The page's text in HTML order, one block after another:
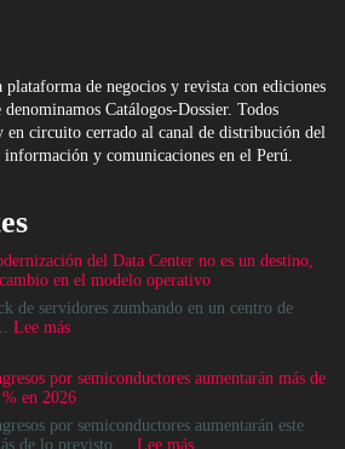
plataforma de negocios y revista con ediciones
denominamos Catálogos-Dossier. Todos
en circuito cerrado al canal de distribución del
información y comunicaciones en el Perú.
del Data Center no es un destino,
en el modelo operativo
de servidores zumbando en un centro de
Lee más:
del
Data
Center
no
por semiconductores aumentarán más de
en 2026
por semiconductores aumentarán este
de lo previsto.... Lee más: